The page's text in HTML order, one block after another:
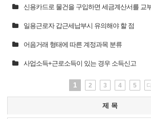
신용카드로 물건을 구입하면 세금계산서를 교
일용근로자 갑근세납부시 유의해야 할 점
어음거래 형태에 따른 계정과목 분류
사업소득+근로소득이 있는 경우 소득신고
1 2 3 4 5
제 목